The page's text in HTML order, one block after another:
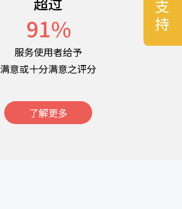
91%
服务使用者给予
满意或十分满意之评分
了解更多